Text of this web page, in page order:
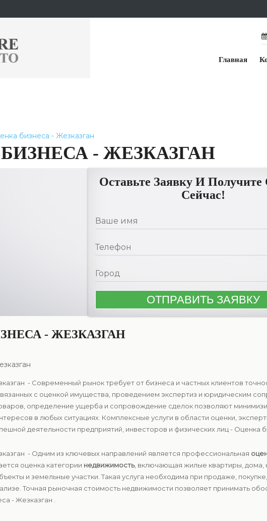
Главная
бизнеса - Жезказган
- ЖЕЗКАЗГАН
Оставьте Заявку И Получите
Сейчас!
- ЖЕЗКАЗГАН
- Современный рынок требует от бизнеса и частных клиентов
с оценкой имущества, проведением экспертиз и юридическим
определение ущерба и сопровождение сделок позволяют
в любых ситуациях. Комплексные услуги в области оценки,
деятельности предприятий, инвесторов и физических лиц - Оценка
- Одним из ключевых направлений является профессиональная
оценка категории недвижимость, включающая жилые квартиры,
и земельные участки. Такая услуга необходима при продаже,
Точная рыночная стоимость недвижимости позволяет принимать
- Жезказган .